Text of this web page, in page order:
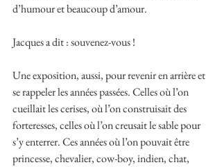
d’humour et beaucoup d’amour.
Jacques a dit : souvenez-vous !
Une exposition, aussi, pour revenir en arrière et
se rappeler les années passées. Celles où l’on
cueillait les cerises, où l’on construisait des
forteresses, celles où l’on creusait le sable pour
s’y enterrer. Ces années où l’on pouvait être
princesse, chevalier, cow-boy, indien, chat,